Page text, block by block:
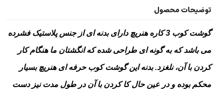
گوشت کوب 3 کاره هنریچ دارای بدنه ای از جنس پلاستیک فشرده
می باشد که به گونه ای طراحی شده که انگشتان ما هنگام کار
کردن با آن، نلغزد. بدنه این گوشت کوب حرفه ای هنریچ بسیار
محکم بوده و در عین حال کا کردن با آن در طول مدت نیز دست